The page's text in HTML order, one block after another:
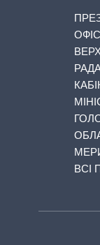
ОФІС
ВСІ